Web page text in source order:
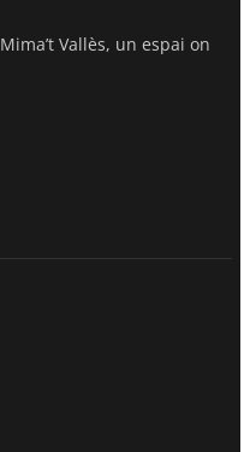
Vallès, un espai on